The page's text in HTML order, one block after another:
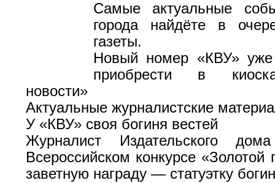
Самые актуальные
города найдёте в
газеты.
Новый номер «КВУ»
приобрести в
новости»
Актуальные журналистские
У «КВУ» своя богиня вестей
Журналист Издательского
Всероссийском конкурсе «Золотой
заветную награду — статуэтку